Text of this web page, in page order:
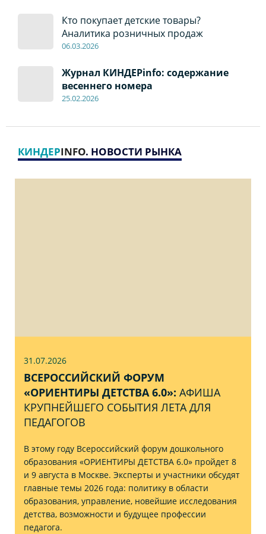
Кто покупает детские товары?
Аналитика розничных продаж
06.03.2026
Журнал КИНДЕРinfo: содержание
весеннего номера
25.02.2026
КИНДЕРINFO. НОВОСТИ РЫНКА
31.07.2026
ВСЕРОССИЙСКИЙ ФОРУМ
«ОРИЕНТИРЫ ДЕТСТВА 6.0»: АФИША
КРУПНЕЙШЕГО СОБЫТИЯ ЛЕТА ДЛЯ
ПЕДАГОГОВ
В этому году Всероссийский форум дошкольного
образования «ОРИЕНТИРЫ ДЕТСТВА 6.0» пройдет 8
и 9 августа в Москве. Эксперты и участники обсудят
главные темы 2026 года: политику в области
образования, управление, новейшие исследования
детства, возможности и будущее профессии
педагога.